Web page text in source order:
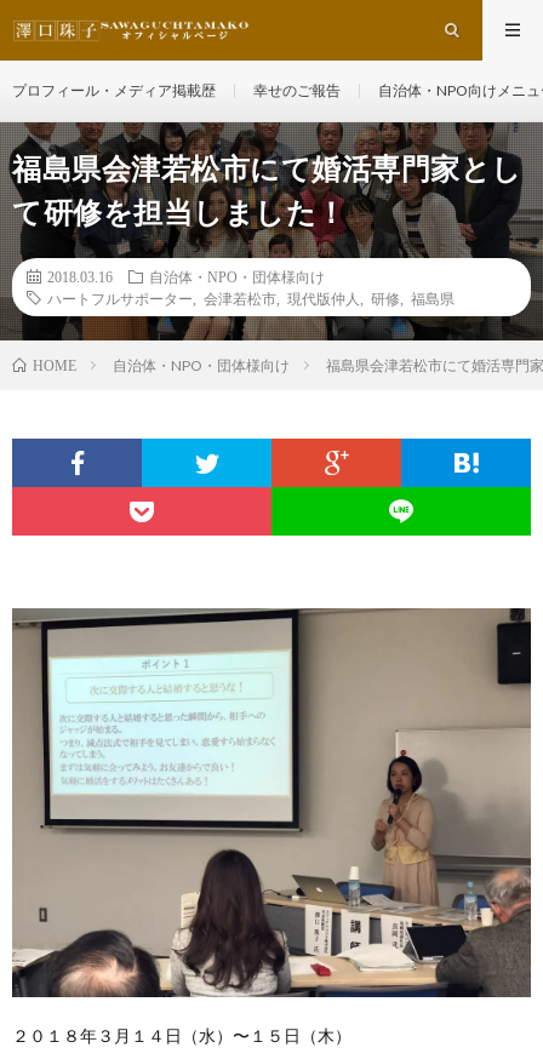
プロフィール・メディア掲載歴 幸せのご報告 自治体・NPO向けメニ
福島県会津若松市にて婚活専門家とし
て研修を担当しました！
2018.03.16
自治体・NPO・団体様向け
ハートフルサポーター
会津若松市 現代版仲人 研修 福島県
HOME 自治体・NPO・団体様向け 福島県会津若松市にて婚活専門
２０１８年３月１４日（水）〜１５日（木）